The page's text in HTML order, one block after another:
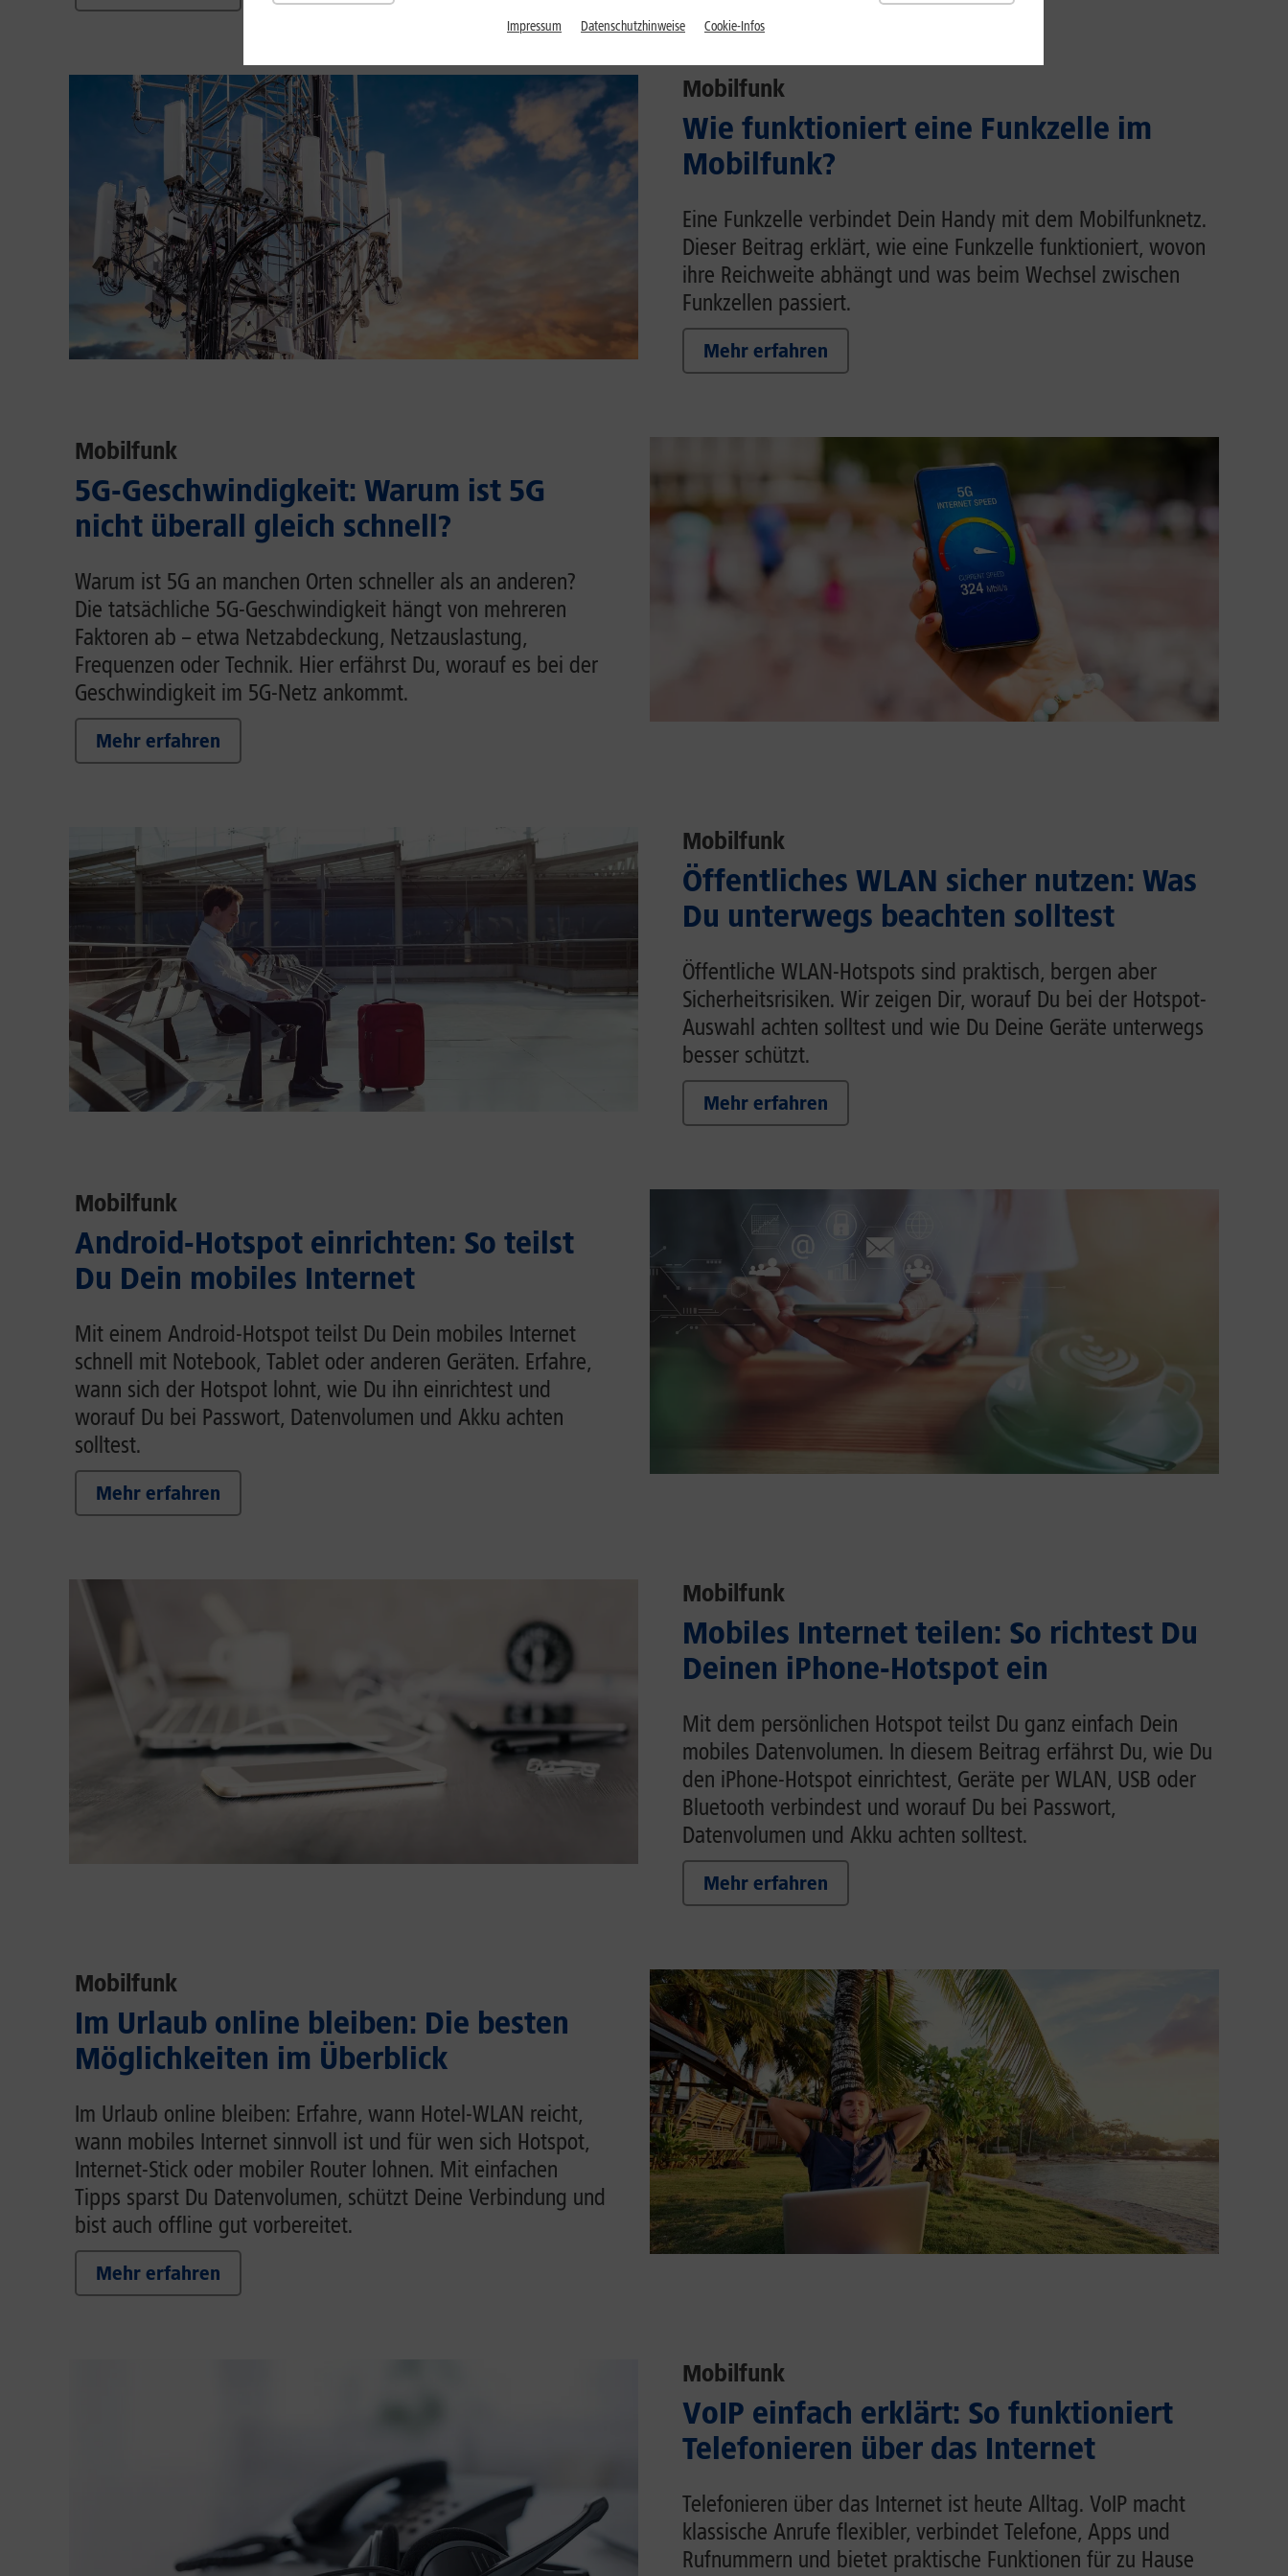
Mobilfunk
Wie funktioniert eine Funkzelle im
Mobilfunk?
Eine Funkzelle verbindet Dein Handy mit dem Mobilfunknetz.
Dieser Beitrag erklärt, wie eine Funkzelle funktioniert, wovon
ihre Reichweite abhängt und was beim Wechsel zwischen
Funkzellen passiert.
Mehr erfahren
Mobilfunk
5G-Geschwindigkeit: Warum ist 5G
nicht überall gleich schnell?
Warum ist 5G an manchen Orten schneller als an anderen?
Die tatsächliche 5G-Geschwindigkeit hängt von mehreren
Faktoren ab – etwa Netzabdeckung, Netzauslastung,
Frequenzen oder Technik. Hier erfährst Du, worauf es bei der
Geschwindigkeit im 5G-Netz ankommt.
Mehr erfahren
Mobilfunk
Öffentliches WLAN sicher nutzen: Was
Du unterwegs beachten solltest
Öffentliche WLAN-Hotspots sind praktisch, bergen aber
Sicherheitsrisiken. Wir zeigen Dir, worauf Du bei der Hotspot-
Auswahl achten solltest und wie Du Deine Geräte unterwegs
besser schützt.
Mehr erfahren
Mobilfunk
Android-Hotspot einrichten: So teilst
Du Dein mobiles Internet
Mit einem Android-Hotspot teilst Du Dein mobiles Internet
schnell mit Notebook, Tablet oder anderen Geräten. Erfahre,
wann sich der Hotspot lohnt, wie Du ihn einrichtest und
worauf Du bei Passwort, Datenvolumen und Akku achten
solltest.
Mehr erfahren
Mobilfunk
Mobiles Internet teilen: So richtest Du
Deinen iPhone-Hotspot ein
Mit dem persönlichen Hotspot teilst Du ganz einfach Dein
mobiles Datenvolumen. In diesem Beitrag erfährst Du, wie Du
den iPhone-Hotspot einrichtest, Geräte per WLAN, USB oder
Bluetooth verbindest und worauf Du bei Passwort,
Datenvolumen und Akku achten solltest.
Mehr erfahren
Mobilfunk
Im Urlaub online bleiben: Die besten
Möglichkeiten im Überblick
Im Urlaub online bleiben: Erfahre, wann Hotel-WLAN reicht,
wann mobiles Internet sinnvoll ist und für wen sich Hotspot,
Internet-Stick oder mobiler Router lohnen. Mit einfachen
Tipps sparst Du Datenvolumen, schützt Deine Verbindung und
bist auch offline gut vorbereitet.
Mehr erfahren
Mobilfunk
VoIP einfach erklärt: So funktioniert
Telefonieren über das Internet
Telefonieren über das Internet ist heute Alltag. VoIP macht
klassische Anrufe flexibler, verbindet Telefone, Apps und
Rufnummern und bietet praktische Funktionen für zu Hause
Impressum Datenschutzhinweise Cookie-Infos